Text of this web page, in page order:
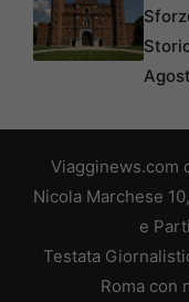
Viagginews.com
Nicola Marchese
e
Testata
Roma con